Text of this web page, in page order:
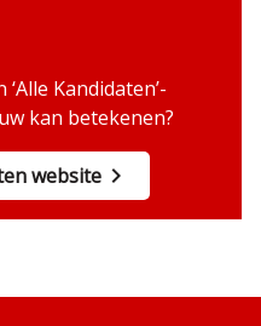
Kandidaten’-
kan betekenen?
website